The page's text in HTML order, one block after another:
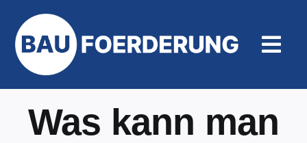
Inhalt
springen
Was kann man